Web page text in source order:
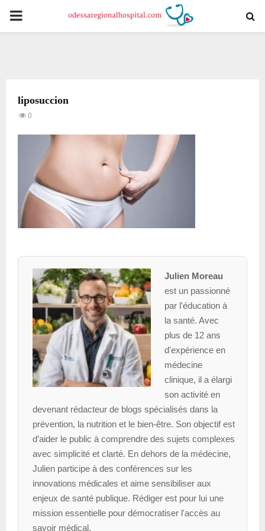
PRIMARY
liposuccion
0
Julien Moreau
est un passionné
par l'éducation à
la santé. Avec
plus de 12 ans
d'expérience en
médecine
clinique, il a élargi
son activité en
devenant rédacteur de blogs spécialisés dans la
prévention, la nutrition et le bien-être. Son objectif est
d’aider le public à comprendre des sujets complexes
avec simplicité et clarté. En dehors de la médecine,
Julien participe à des conférences sur les
innovations médicales et aime sensibiliser aux
enjeux de santé publique. Rédiger est pour lui une
mission essentielle pour démocratiser l'accès au
savoir médical.